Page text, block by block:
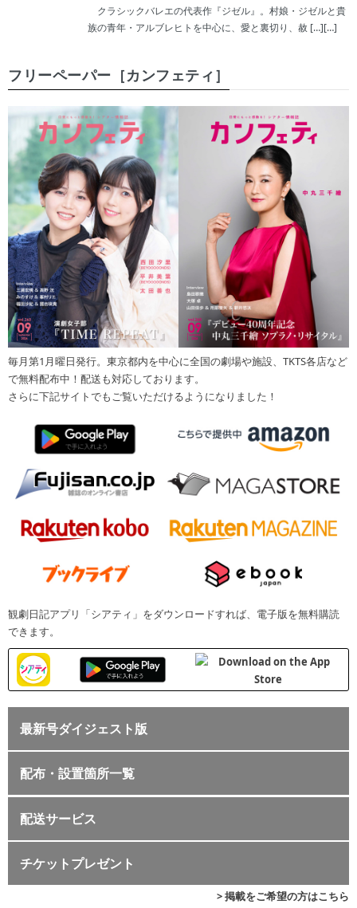
クラシックバレエの代表作『ジゼル』。村娘・ジゼルと貴
族の青年・アルブレヒトを中心に、愛と裏切り、赦 […][…]
フリーペーパー［カンフェティ］
毎月第1月曜日発行。東京都内を中心に全国の劇場や施設、TKTS各店など
で無料配布中！配送も対応しております。
さらに下記サイトでもご覧いただけるようになりました！
観劇日記アプリ「シアティ」をダウンロードすれば、電子版を無料購読
できます。
最新号ダイジェスト版
配布・設置箇所一覧
配送サービス
チケットプレゼント
> 掲載をご希望の方はこちら